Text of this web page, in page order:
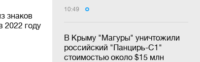
10:49
В Крыму "Магуры" уничтожили
российский "Панцирь-С1"
стоимостью около $15 млн
знаков
2022 году